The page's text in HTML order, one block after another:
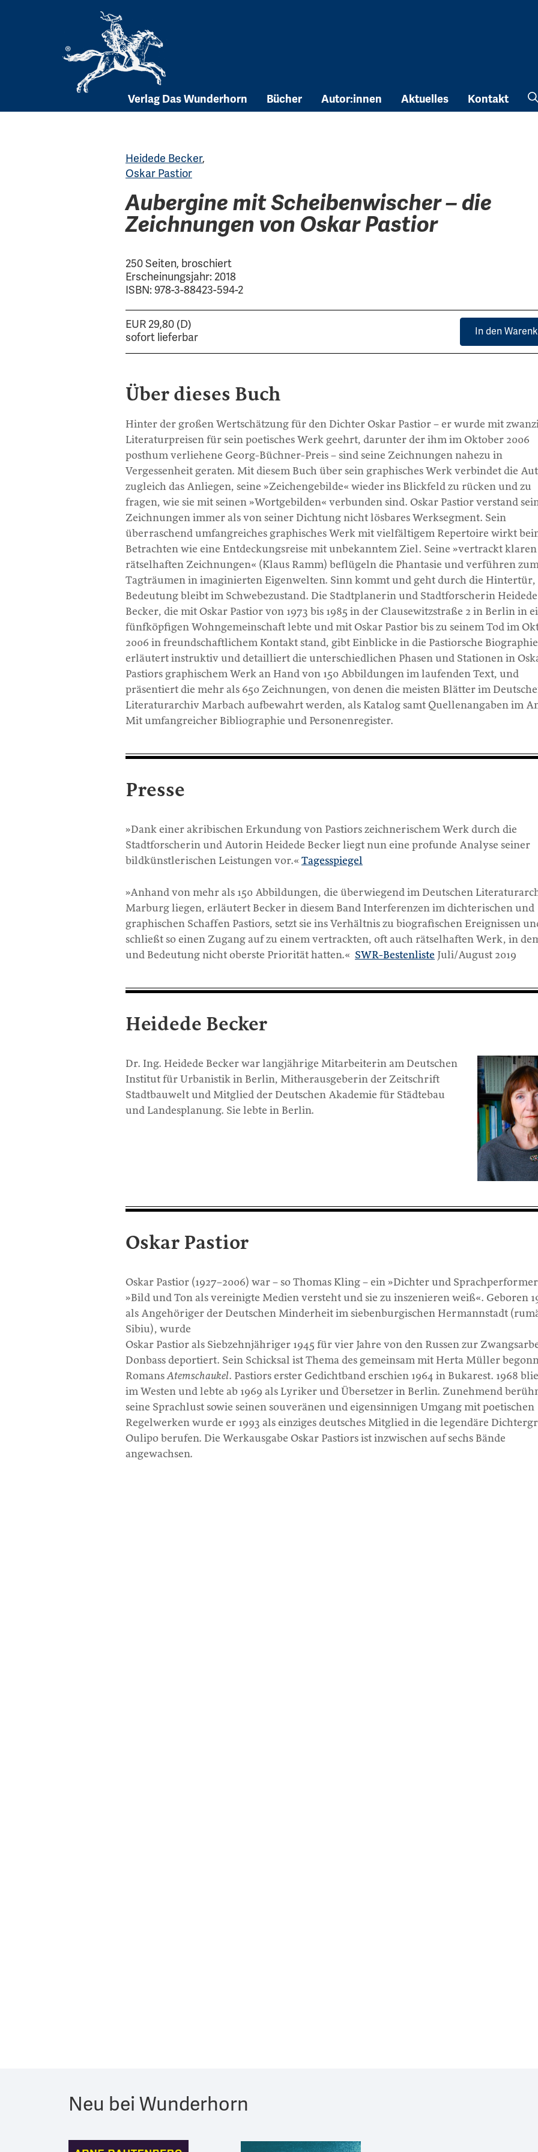
Verlag Das Wunderhorn Bücher Autor:innen Aktuelles Kontakt
Heidede Becker,
Oskar Pastior
Aubergine mit Scheibenwischer – die
Zeichnungen von Oskar Pastior
250 Seiten, broschiert
Erscheinungsjahr: 2018
ISBN: 978-3-88423-594-2
EUR 29,80 (D)
sofort lieferbar
In den
Über dieses Buch
Hinter der großen Wertschätzung für den Dichter Oskar Pastior – er wurde mit
Literaturpreisen für sein poetisches Werk geehrt, darunter der ihm im Oktober 2006
posthum verliehene Georg-Büchner-Preis – sind seine Zeichnungen nahezu in
Vergessenheit geraten. Mit diesem Buch über sein graphisches Werk verbindet die
zugleich das Anliegen, seine »Zeichengebilde« wieder ins Blickfeld zu rücken und zu
fragen, wie sie mit seinen »Wortgebilden« verbunden sind. Oskar Pastior verstand
Zeichnungen immer als von seiner Dichtung nicht lösbares Werksegment. Sein
überraschend umfangreiches graphisches Werk mit vielfältigem Repertoire wirkt
Betrachten wie eine Entdeckungsreise mit unbekanntem Ziel. Seine »vertrackt klaren
rätselhaften Zeichnungen« (Klaus Ramm) beflügeln die Phantasie und verführen
Tagträumen in imaginierten Eigenwelten. Sinn kommt und geht durch die Hintertür,
Bedeutung bleibt im Schwebezustand. Die Stadtplanerin und Stadtforscherin Heidede
Becker, die mit Oskar Pastior von 1973 bis 1985 in der Clausewitzstraße 2 in Berlin in
fünfköpfigen Wohngemeinschaft lebte und mit Oskar Pastior bis zu seinem Tod im
2006 in freundschaftlichem Kontakt stand, gibt Einblicke in die Pastiorsche
erläutert instruktiv und detailliert die unterschiedlichen Phasen und Stationen in
Pastiors graphischem Werk an Hand von 150 Abbildungen im laufenden Text, und
präsentiert die mehr als 650 Zeichnungen, von denen die meisten Blätter im
Literaturarchiv Marbach aufbewahrt werden, als Katalog samt Quellenangaben im
Mit umfangreicher Bibliographie und Personenregister.
Presse
»Dank einer akribischen Erkundung von Pastiors zeichnerischem Werk durch die
Stadtforscherin und Autorin Heidede Becker liegt nun eine profunde Analyse seiner
bildkünstlerischen Leistungen vor.« Tagesspiegel
»Anhand von mehr als 150 Abbildungen, die überwiegend im Deutschen
Marburg liegen, erläutert Becker in diesem Band Interferenzen im dichterischen und
graphischen Schaffen Pastiors, setzt sie ins Verhältnis zu biografischen Ereignissen
schließt so einen Zugang auf zu einem vertrackten, oft auch rätselhaften Werk, in
und Bedeutung nicht oberste Priorität hatten.« SWR-Bestenliste Juli/August 2019
Heidede Becker
Dr. Ing. Heidede Becker war langjährige Mitarbeiterin am Deutschen
Institut für Urbanistik in Berlin, Mitherausgeberin der Zeitschrift
Stadtbauwelt und Mitglied der Deutschen Akademie für Städtebau
und Landesplanung. Sie lebte in Berlin.
Oskar Pastior
Oskar Pastior (1927–2006) war – so Thomas Kling – ein »Dichter und
»Bild und Ton als vereinigte Medien versteht und sie zu inszenieren weiß«. Geboren
als Angehöriger der Deutschen Minderheit im siebenburgischen Hermannstadt
Sibiu), wurde
Oskar Pastior als Siebzehnjähriger 1945 für vier Jahre von den Russen zur
Donbass deportiert. Sein Schicksal ist Thema des gemeinsam mit Herta Müller
Romans Atemschaukel. Pastiors erster Gedichtband erschien 1964 in Bukarest. 1968
im Westen und lebte ab 1969 als Lyriker und Übersetzer in Berlin. Zunehmend
seine Sprachlust sowie seinen souveränen und eigensinnigen Umgang mit poetischen
Regelwerken wurde er 1993 als einziges deutsches Mitglied in die legendäre
Oulipo berufen. Die Werkausgabe Oskar Pastiors ist inzwischen auf sechs Bände
angewachsen.
Neu bei Wunderhorn